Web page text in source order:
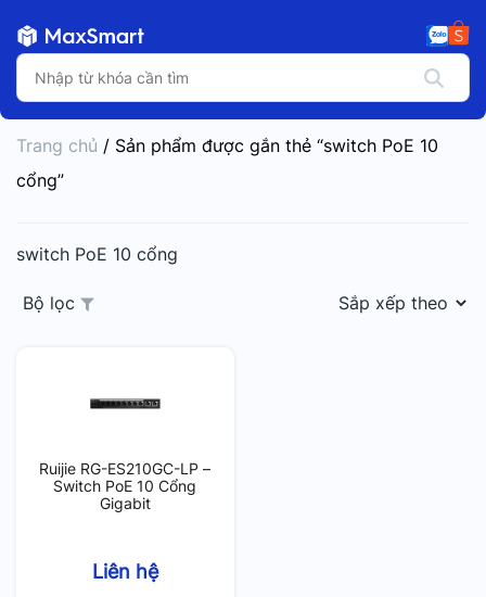
Trang chủ / Sản phẩm được gắn thẻ “switch PoE 10
cổng”
switch PoE 10 cổng
Bộ lọc
Ruijie RG-ES210GC-LP –
Switch PoE 10 Cổng
Gigabit
Liên hệ